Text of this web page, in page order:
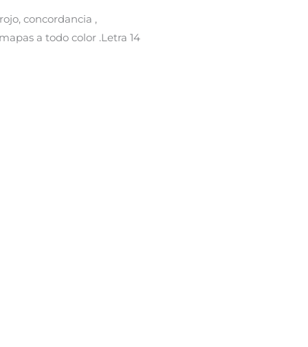
concordancia ,
a todo color .Letra 14